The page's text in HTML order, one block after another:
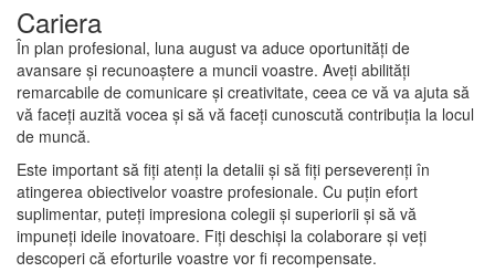
Cariera
În plan profesional, luna august va aduce oportunități de
avansare și recunoaștere a muncii voastre. Aveți abilități
remarcabile de comunicare și creativitate, ceea ce vă va ajuta să
vă faceți auzită vocea și să vă faceți cunoscută contribuția la locul
de muncă.
Este important să fiți atenți la detalii și să fiți perseverenți în
atingerea obiectivelor voastre profesionale. Cu puțin efort
suplimentar, puteți impresiona colegii și superiorii și să vă
impuneți ideile inovatoare. Fiți deschiși la colaborare și veți
descoperi că eforturile voastre vor fi recompensate.